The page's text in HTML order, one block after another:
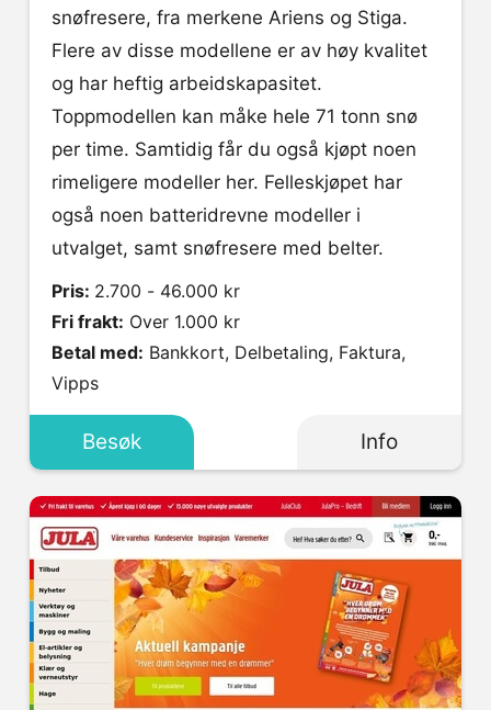
snøfresere, fra merkene Ariens og Stiga.
Flere av disse modellene er av høy kvalitet
og har heftig arbeidskapasitet.
Toppmodellen kan måke hele 71 tonn snø
per time. Samtidig får du også kjøpt noen
rimeligere modeller her. Felleskjøpet har
også noen batteridrevne modeller i
utvalget, samt snøfresere med belter.
Pris: 2.700 - 46.000 kr
Fri frakt: Over 1.000 kr
Betal med:
Vipps
Besøk Info